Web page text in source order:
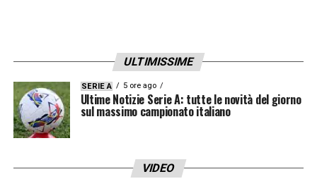
ULTIMISSIME
SERIE A 5 ore ago
Ultime Notizie Serie A: tutte le novità del giorno
sul massimo campionato italiano
VIDEO